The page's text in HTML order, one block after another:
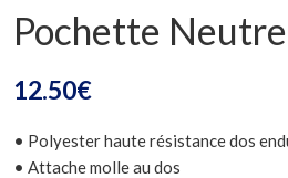
Pochette
12.50€
• Polyester haute résistance dos
• Attache molle au dos